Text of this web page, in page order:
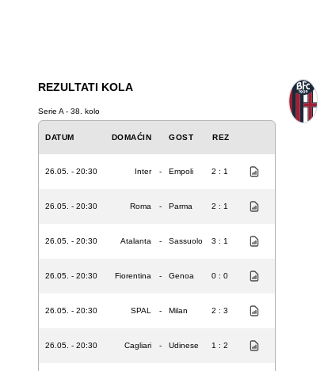
REZULTATI KOLA
Serie A - 38. kolo
DATUM DOMAĆIN GOST REZ
26.05. - 20:30 Inter - Empoli 2 : 1
26.05. - 20:30 Roma - Parma 2 : 1
26.05. - 20:30 Atalanta - Sassuolo 3 : 1
26.05. - 20:30 Fiorentina - Genoa 0 : 0
26.05. - 20:30 SPAL - Milan 2 : 3
26.05. - 20:30 Cagliari - Udinese 1 : 2